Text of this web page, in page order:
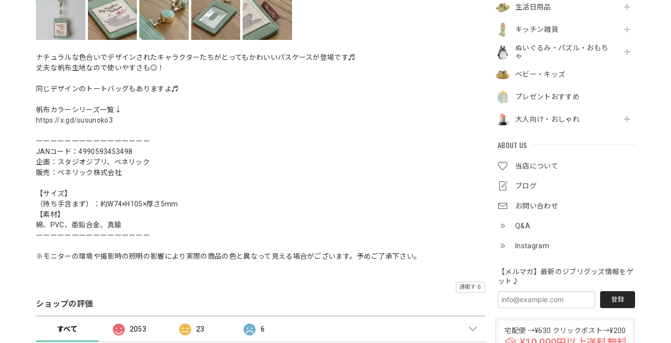
生活日用品
キッチン雑貨
ぬいぐるみ・パズル・おもち
ゃ
ベビー・キッズ
プレゼントおすすめ
大人向け・おしゃれ
ABOUT US
当店について
ブログ
お問い合わせ
Q&A
Instagram
【メルマガ】最新のジブリグッズ情報をゲ
ット♪
登録
宅配便 →¥630 クリックポスト→¥200
ナチュラルな色合いでデザインされたキャラクターたちがとってもかわいいパスケースが登場です♬
丈夫な帆布生地なので使いやすさも◎！
同じデザインのトートバッグもありますよ♬
帆布カラーシリーズ一覧↓
https://x.gd/susunoko3
ーーーーーーーーーーーーーーーー
JANコード：4990593453498
企画：スタジオジブリ、ベネリック
販売：ベネリック株式会社
【サイズ】
（持ち手含まず）：約W74×H105×厚さ5mm
【素材】
綿、PVC、亜鉛合金、真鍮
ーーーーーーーーーーーーーーーー
※モニターの環境や撮影時の照明の影響により実際の商品の色と異なって見える場合がございます。予めご了承下さい。
通報する
ショップの評価
すべて 2053 23 6